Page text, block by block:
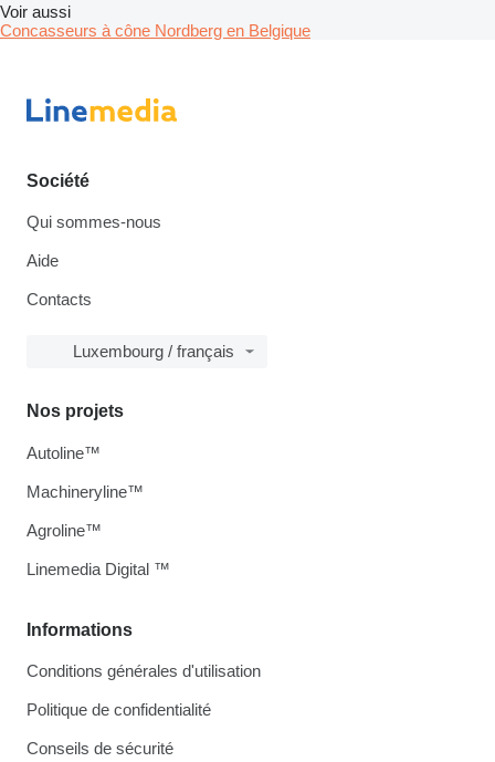
Voir aussi
Concasseurs à cône Nordberg en Belgique
Société
Qui sommes-nous
Aide
Contacts
Luxembourg / français
Informations
Conditions générales d'utilisation
Politique de confidentialité
Conseils de sécurité
Nos projets
Autoline™
Machineryline™
Agroline™
Linemedia Digital ™